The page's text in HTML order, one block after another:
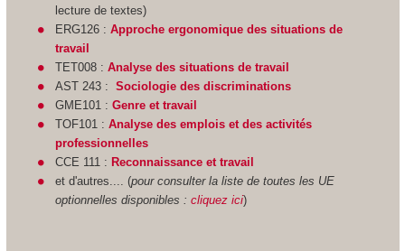
lecture de textes)
ERG126 :Approche ergonomique des situations de
travail
TET008 :Analyse des situations de travail
AST 243 :Sociologie des discriminations
GME101 :Genre et travail
TOF101 :Analyse des emplois et des activités
professionnelles
CCE 111 : Reconnaissance et travail
et d'autres.... (pour consulter la liste de toutes les UE
optionnelles disponibles :cliquez ici)